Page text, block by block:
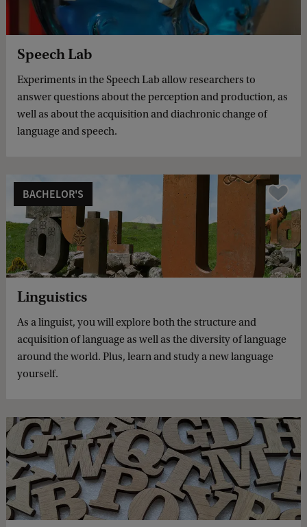
Speech Lab
Experiments in the Speech Lab allow researchers to
answer questions about the perception and production, as
well as about the acquisition and diachronic change of
language and speech.
Compare
BACHELOR'S
Linguistics
As a linguist, you will explore both the structure and
acquisition of language as well as the diversity of language
around the world. Plus, learn and study a new language
yourself.